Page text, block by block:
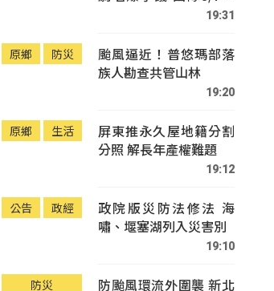
19:31
原鄉 防災
颱風逼近！普悠瑪部落
族人勘查共管山林
19:20
原鄉 生活
屏東推永久屋地籍分割
分照 解長年產權難題
19:12
公告 政經
政院版災防法修法 海
嘯、堰塞湖列入災害別
19:10
防災
防颱風環流外圍襲 新北